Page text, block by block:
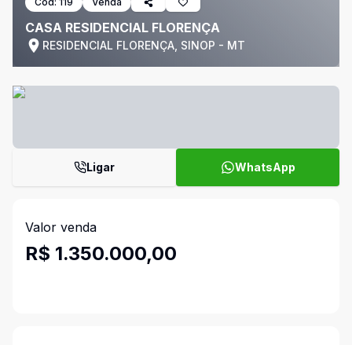
CASA RESIDENCIAL FLORENÇA
RESIDENCIAL FLORENÇA, SINOP - MT
Ligar WhatsApp
Valor venda
R$ 1.350.000,00